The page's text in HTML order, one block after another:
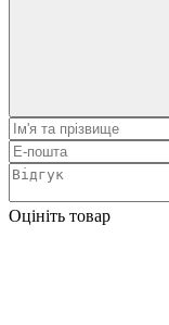
Оцініть товар